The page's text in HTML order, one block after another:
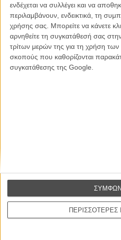
ενδέχεται να συλλέγει και να
περιλαμβάνουν, ενδεικτικά, τη
χρήσης σας. Μπορείτε να κάνετε
αρνηθείτε τη συγκατάθεσή σας
τρίτων μερών της για τη χρήση
σκοπούς που καθορίζονται
συγκατάθεσης της Google.
ΠΕΡΙΣΣΟΤΕΡΕΣ
Εγγράψου στο εβδομαδιαίο newsletter μας.